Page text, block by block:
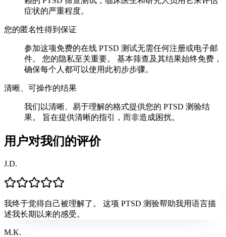
症状的严重程度。
您的匿名性得到保证
参加这项免费的在线 PTSD 测试无需任何注册或电子邮
件。 您的隐私至关重要。 基本筛查及其结果始终免费，
确保每个人都可以使用此初步步骤。
清晰、可操作的结果
我们以清晰、易于理解的格式提供您的 PTSD 测验结
果。 旨在提供清晰的指引，而非造成困扰。
用户对我们的评价
J.D.
我终于觉得自己被理解了。 这项 PTSD 测验帮助我用语言描
述我长期以来的感受。
M.K.